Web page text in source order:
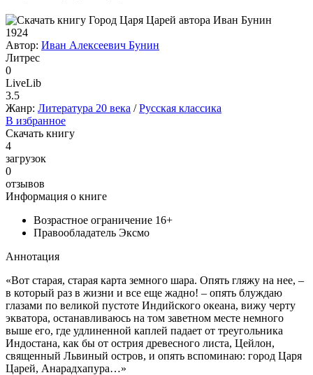
1924
Автор: Иван Алексеевич Бунин
Литрес
0
LiveLib
3.5
Жанр: Литература 20 века /Русская классика
В избранное
Скачать книгу
4
загрузок
0
отзывов
Информация о книге
Возрастное ограничение 16+
Правообладатель Эксмо
Аннотация
«Вот старая, старая карта земного шара. Опять гляжу на нее, –
в который раз в жизни и все еще жадно! – опять блуждаю
глазами по великой пустоте Индийского океана, вижу черту
экватора, останавливаюсь на том заветном месте немного
выше его, где удлиненной каплей падает от треугольника
Индостана, как бы от острия древесного листа, Цейлон,
священный Львиный остров, и опять вспоминаю: город Царя
Царей, Анарадхапура…»